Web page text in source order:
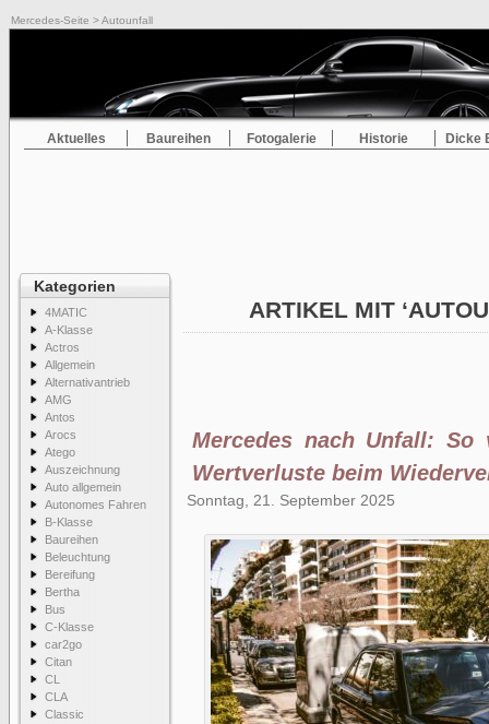
Mercedes-Seite > Autounfall
Aktuelles Baureihen Fotogalerie Historie Dicke
Kategorien
4MATIC
A-Klasse
Actros
Allgemein
Alternativantrieb
AMG
Antos
Arocs
Atego
Auszeichnung
Auto allgemein
Autonomes Fahren
B-Klasse
Baureihen
Beleuchtung
Bereifung
Bertha
Bus
C-Klasse
car2go
Citan
CL
CLA
Classic
ARTIKEL MIT
Mercedes nach Unfall: So
Wertverluste beim
Sonntag, 21. September 2025